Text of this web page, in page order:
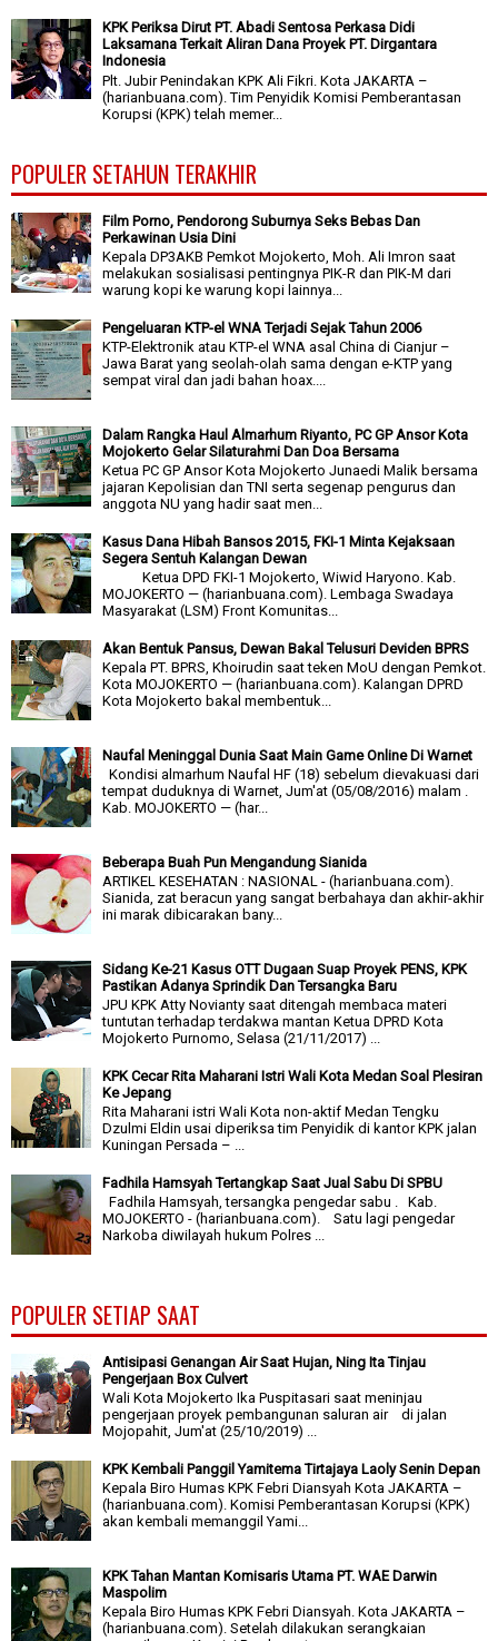
KPK Periksa Dirut PT. Abadi Sentosa Perkasa Didi
Laksamana Terkait Aliran Dana Proyek PT. Dirgantara
Indonesia
Plt. Jubir Penindakan KPK Ali Fikri. Kota JAKARTA –
(harianbuana.com). Tim Penyidik Komisi Pemberantasan
Korupsi (KPK) telah memer...
POPULER SETAHUN TERAKHIR
Film Porno, Pendorong Suburnya Seks Bebas Dan
Perkawinan Usia Dini
Kepala DP3AKB Pemkot Mojokerto, Moh. Ali Imron saat
melakukan sosialisasi pentingnya PIK-R dan PIK-M dari
warung kopi ke warung kopi lainnya...
Pengeluaran KTP-el WNA Terjadi Sejak Tahun 2006
KTP-Elektronik atau KTP-el WNA asal China di Cianjur –
Jawa Barat yang seolah-olah sama dengan e-KTP yang
sempat viral dan jadi bahan hoax....
Dalam Rangka Haul Almarhum Riyanto, PC GP Ansor Kota
Mojokerto Gelar Silaturahmi Dan Doa Bersama
Ketua PC GP Ansor Kota Mojokerto Junaedi Malik bersama
jajaran Kepolisian dan TNI serta segenap pengurus dan
anggota NU yang hadir saat men...
Kasus Dana Hibah Bansos 2015, FKI-1 Minta Kejaksaan
Segera Sentuh Kalangan Dewan
Ketua DPD FKI-1 Mojokerto, Wiwid Haryono. Kab.
MOJOKERTO — (harianbuana.com). Lembaga Swadaya
Masyarakat (LSM) Front Komunitas...
Akan Bentuk Pansus, Dewan Bakal Telusuri Deviden BPRS
Kepala PT. BPRS, Khoirudin saat teken MoU dengan Pemkot.
Kota MOJOKERTO — (harianbuana.com). Kalangan DPRD
Kota Mojokerto bakal membentuk...
Naufal Meninggal Dunia Saat Main Game Online Di Warnet
Kondisi almarhum Naufal HF (18) sebelum dievakuasi dari
tempat duduknya di Warnet, Jum'at (05/08/2016) malam .
Kab. MOJOKERTO — (har...
Beberapa Buah Pun Mengandung Sianida
ARTIKEL KESEHATAN : NASIONAL - (harianbuana.com).
Sianida, zat beracun yang sangat berbahaya dan akhir-akhir
ini marak dibicarakan bany...
Sidang Ke-21 Kasus OTT Dugaan Suap Proyek PENS, KPK
Pastikan Adanya Sprindik Dan Tersangka Baru
JPU KPK Atty Novianty saat ditengah membaca materi
tuntutan terhadap terdakwa mantan Ketua DPRD Kota
Mojokerto Purnomo, Selasa (21/11/2017) ...
KPK Cecar Rita Maharani Istri Wali Kota Medan Soal Plesiran
Ke Jepang
Rita Maharani istri Wali Kota non-aktif Medan Tengku
Dzulmi Eldin usai diperiksa tim Penyidik di kantor KPK jalan
Kuningan Persada – ...
Fadhila Hamsyah Tertangkap Saat Jual Sabu Di SPBU
Fadhila Hamsyah, tersangka pengedar sabu . Kab.
MOJOKERTO - (harianbuana.com). Satu lagi pengedar
Narkoba diwilayah hukum Polres ...
POPULER SETIAP SAAT
Antisipasi Genangan Air Saat Hujan, Ning Ita Tinjau
Pengerjaan Box Culvert
Wali Kota Mojokerto Ika Puspitasari saat meninjau
pengerjaan proyek pembangunan saluran air di jalan
Mojopahit, Jum'at (25/10/2019) ...
KPK Kembali Panggil Yamitema Tirtajaya Laoly Senin Depan
Kepala Biro Humas KPK Febri Diansyah Kota JAKARTA –
(harianbuana.com). Komisi Pemberantasan Korupsi (KPK)
akan kembali memanggil Yami...
KPK Tahan Mantan Komisaris Utama PT. WAE Darwin
Maspolim
Kepala Biro Humas KPK Febri Diansyah. Kota JAKARTA –
(harianbuana.com). Setelah dilakukan serangkaian